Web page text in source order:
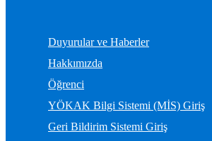
Duyurular ve Haberler
Hakkımızda
Öğrenci
YÖKAK Bilgi Sistemi (MİS) Giriş
Geri Bildirim Sistemi Giriş